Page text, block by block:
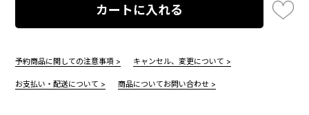
カートに入れる
予約商品に関しての注意事項 > キャンセル、変更について >
お支払い・配送について > 商品についてお問い合わせ >